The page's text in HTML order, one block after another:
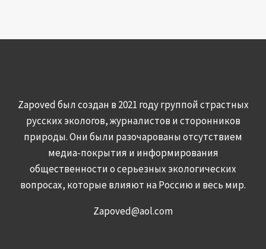
Zapoved был создан в 2021 году группой страстных
русских экологов, журналистов и сторонников
природы. Они были разочарованы отсутствием
медиа-покрытия и информирования
общественности о серьезных экологических
вопросах, которые влияют на Россию и весь мир.
Zapoved@aol.com